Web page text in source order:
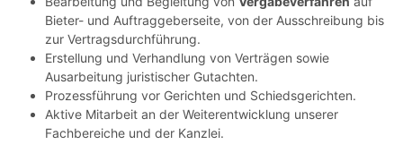
Bieter- und Auftraggeberseite, von der Ausschreibung bis
zur Vertragsdurchführung.
Erstellung und Verhandlung von Verträgen sowie
Ausarbeitung juristischer Gutachten.
Prozessführung vor Gerichten und Schiedsgerichten.
Aktive Mitarbeit an der Weiterentwicklung unserer
Fachbereiche und der Kanzlei.